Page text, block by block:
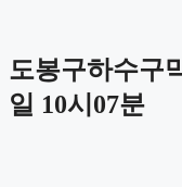
도봉구하수구
일 10시07분